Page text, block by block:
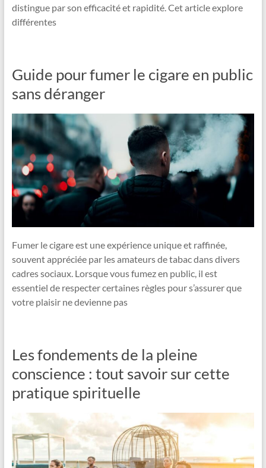
distingue par son efficacité et rapidité. Cet article explore
différentes
Guide pour fumer le cigare en public
sans déranger
Fumer le cigare est une expérience unique et raffinée,
souvent appréciée par les amateurs de tabac dans divers
cadres sociaux. Lorsque vous fumez en public, il est
essentiel de respecter certaines règles pour s’assurer que
votre plaisir ne devienne pas
Les fondements de la pleine
conscience : tout savoir sur cette
pratique spirituelle